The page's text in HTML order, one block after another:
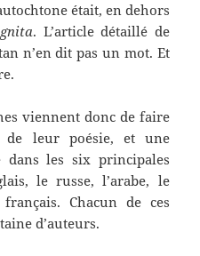
était, en dehors
. L’article détaillé de
n’en dit pas un mot. Et
viennent donc de faire
de leur poésie, et une
les six principales
le russe, l’arabe, le
Chacun de ces
d’auteurs.